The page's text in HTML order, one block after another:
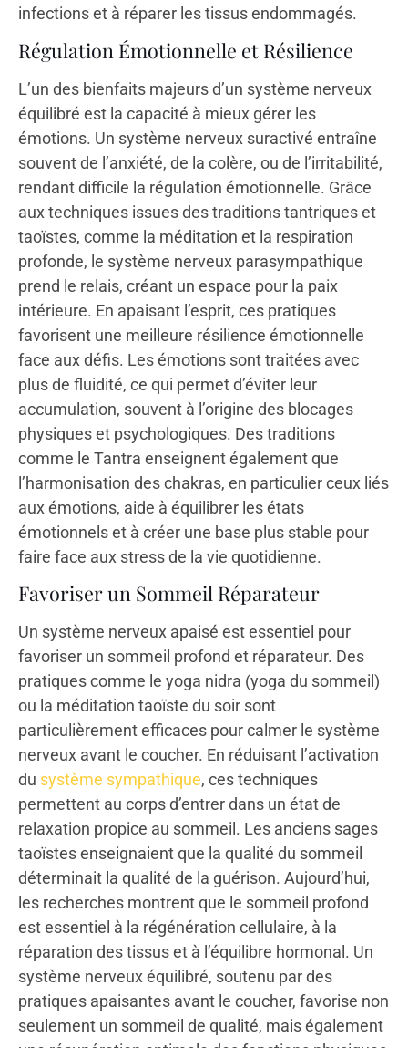
infections et à réparer les tissus endommagés.
Régulation Émotionnelle et Résilience
L’un des bienfaits majeurs d’un système nerveux
équilibré est la capacité à mieux gérer les
émotions. Un système nerveux suractivé entraîne
souvent de l’anxiété, de la colère, ou de l’irritabilité,
rendant difficile la régulation émotionnelle. Grâce
aux techniques issues des traditions tantriques et
taoïstes, comme la méditation et la respiration
profonde, le système nerveux parasympathique
prend le relais, créant un espace pour la paix
intérieure. En apaisant l’esprit, ces pratiques
favorisent une meilleure résilience émotionnelle
face aux défis. Les émotions sont traitées avec
plus de fluidité, ce qui permet d’éviter leur
accumulation, souvent à l’origine des blocages
physiques et psychologiques. Des traditions
comme le Tantra enseignent également que
l’harmonisation des chakras, en particulier ceux liés
aux émotions, aide à équilibrer les états
émotionnels et à créer une base plus stable pour
faire face aux stress de la vie quotidienne.
Favoriser un Sommeil Réparateur
Un système nerveux apaisé est essentiel pour
favoriser un sommeil profond et réparateur. Des
pratiques comme le yoga nidra (yoga du sommeil)
ou la méditation taoïste du soir sont
particulièrement efficaces pour calmer le système
nerveux avant le coucher. En réduisant l’activation
du système sympathique, ces techniques
permettent au corps d’entrer dans un état de
relaxation propice au sommeil. Les anciens sages
taoïstes enseignaient que la qualité du sommeil
déterminait la qualité de la guérison. Aujourd’hui,
les recherches montrent que le sommeil profond
est essentiel à la régénération cellulaire, à la
réparation des tissus et à l’équilibre hormonal. Un
système nerveux équilibré, soutenu par des
pratiques apaisantes avant le coucher, favorise non
seulement un sommeil de qualité, mais également